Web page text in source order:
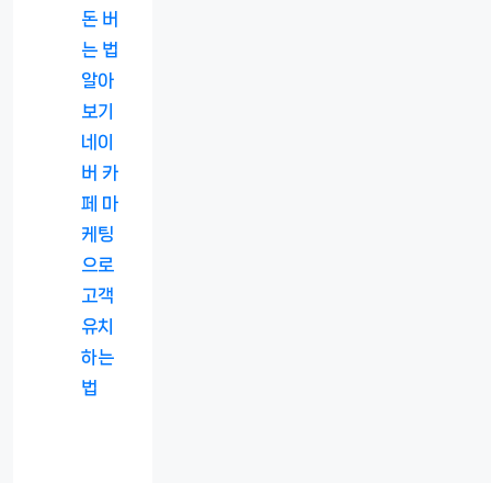
돈 버
는 법
알아
보기
네이
버 카
페 마
케팅
으로
고객
유치
하는
법